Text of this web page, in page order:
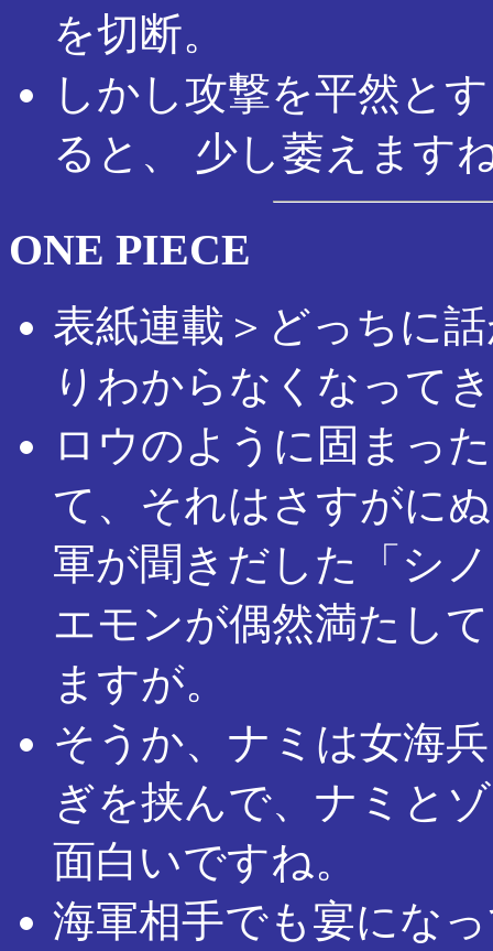
を切断。
しかし攻撃を平然と
ると、 少し萎えます
ONE PIECE
表紙連載＞どっちに
りわからなくなって
ロウのように固まっ
て、それはさすがに
軍が聞きだした「シ
エモンが偶然満たし
ますが。
そうか、ナミは女海
ぎを挟んで、ナミと
面白いですね。
海軍相手でも宴にな